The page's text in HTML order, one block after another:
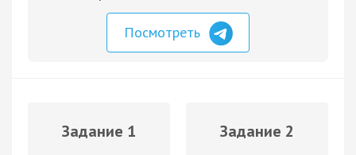
Посмотреть
Задание 1 Задание 2